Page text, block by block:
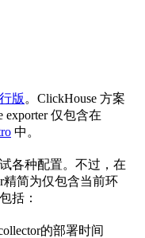
版 。ClickHouse 方案
exporter 仅包含在
中。
各种配置。不过，在
精简为仅包含当前环
括：
的部署时间